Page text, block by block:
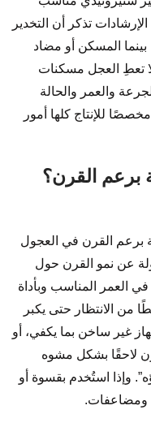
تذكر أن التخدير
المسكن أو مضاد
لا تعطِ العجل مسكنات
والعمر والحالة
للإنتاج كلها أمور
برعم القرن؟
برعم القرن في العجول
عن نمو القرن حول
في العمر المناسب وبأداة
من الانتظار حتى يكبر
غير ساخن بما يكفي، أو
لاحقًا بشكل مشوه
وإذا استُخدم بقسوة أو
ومضاعفات.